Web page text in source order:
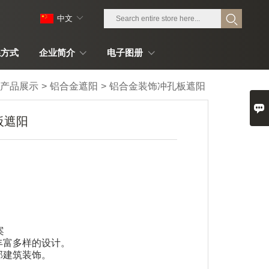
式 企业简介 电子图册
中文
品展示 > 铝合金遮阳 > 铝合金装饰冲孔板遮阳
遮阳
多样的设计。
筑装饰。
